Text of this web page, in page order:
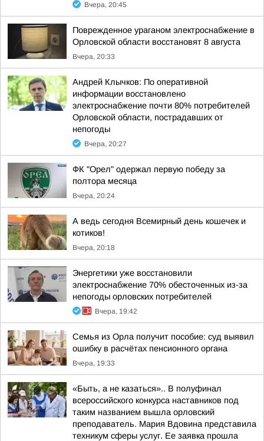
Вчера, 20:45
Поврежденное ураганом электроснабжение в
Орловской области восстановят 8 августа
Вчера, 20:33
Андрей Клычков: По оперативной
информации восстановлено
электроснабжение почти 80% потребителей
Орловской области, пострадавших от
непогоды
Вчера, 20:27
ФК "Орел" одержал первую победу за
полтора месяца
Вчера, 20:24
А ведь сегодня Всемирный день кошечек и
котиков!
Вчера, 20:18
Энергетики уже восстановили
электроснабжение 70% обесточенных из-за
непогоды орловских потребителей
Вчера, 19:42
Семья из Орла получит пособие: суд выявил
ошибку в расчётах пенсионного органа
Вчера, 19:33
«Быть, а не казаться».. В полуфинал
всероссийского конкурса наставников под
таким названием вышла орловский
преподаватель. Мария Вдовина представила
техникум сферы услуг. Ее заявка прошла